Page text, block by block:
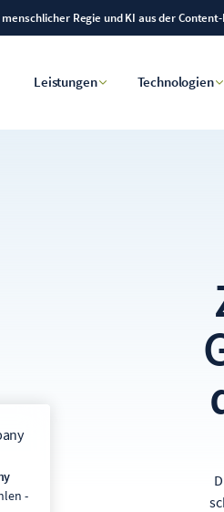
Regie und KI aus der
Leistungen Technologien
-